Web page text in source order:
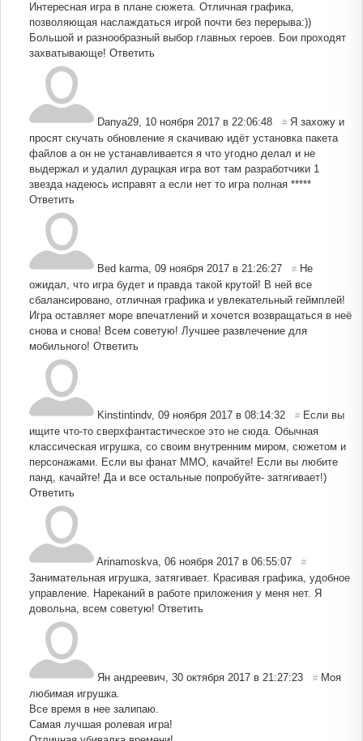
Интересная игра в плане сюжета. Отличная графика,
позволяющая наслаждаться игрой почти без перерыва:))
Большой и разнообразный выбор главных героев. Бои проходят
захватывающе! Ответить
Danya29 10 ноября 2017 в 22:06:48 # Я захожу и
просят скучать обновление я скачиваю идёт установка пакета
файлов а он не устанавливается я что угодно делал и не
выдержал и удалил дурацкая игра вот там разработчики 1
звезда надеюсь исправят а если нет то игра полная *****
Ответить
Bed karma 09 ноября 2017 в 21:26:27 # Не
ожидал, что игра будет и правда такой крутой! В ней все
сбалансировано, отличная графика и увлекательный геймплей!
Игра оставляет море впечатлений и хочется возвращаться в неё
снова и снова! Всем советую! Лучшее развлечение для
мобильного! Ответить
Kinstintindv, 09 ноября 2017 в 08:14:32 # Если вы
ищите что-то сверхфантастическое это не сюда. Обычная
классическая игрушка, со своим внутренним миром, сюжетом и
персонажами. Если вы фанат MMO, качайте! Если вы любите
панд, качайте! Да и все остальные попробуйте- затягивает!)
Ответить
Arinamoskva 06 ноября 2017 в 06:55:07 #
Занимательная игрушка, затягивает. Красивая графика, удобное
управление. Нареканий в работе приложения у меня нет. Я
довольна, всем советую! Ответить
Ян андреевич 30 октября 2017 в 21:27:23 # Моя
любимая игрушка.
Все время в нее залипаю.
Самая лучшая ролевая игра!